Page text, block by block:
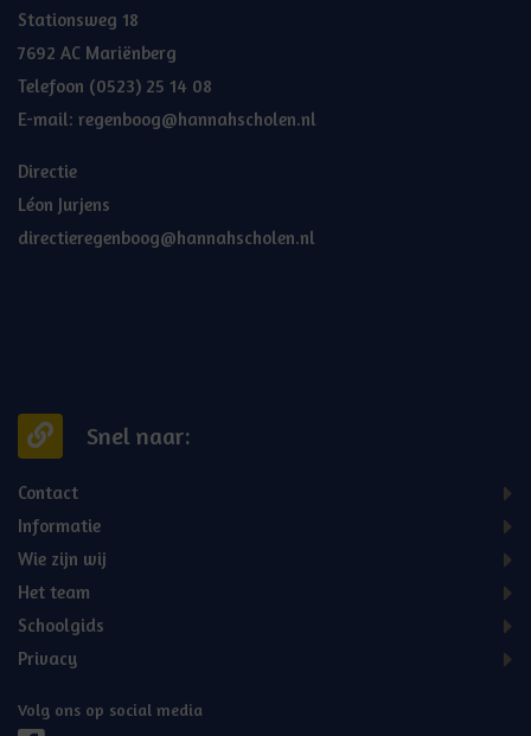
Stationsweg 18
7692 AC Mariënberg
Telefoon (0523) 25 14 08
E-mail: regenboog@hannahscholen.nl
Directie
Léon Jurjens
directieregenboog@hannahscholen.nl
Snel naar:
Contact
Informatie
Wie zijn wij
Het team
Schoolgids
Privacy
Volg ons op social media